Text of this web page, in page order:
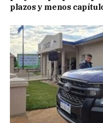
plazos y menos